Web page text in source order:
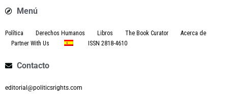
Menú
Política Derechos Humanos Libros The Book Curator
Acerca de
Partner With Us
ISSN 2818-4610
Contacto
editorial@politicsrights.com